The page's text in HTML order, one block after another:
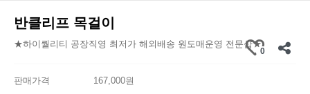
반클리프 목걸이
★하이퀄리티 공장직영 최저가 해외배송 원도매운영 전문샵★
0
판매가격
167,000원